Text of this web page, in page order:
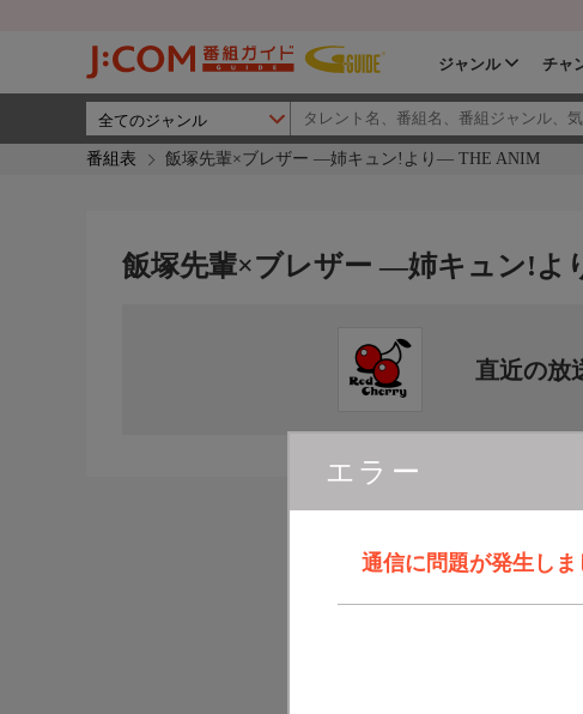
ジャンル チャ
番組表 飯塚先輩×ブレザー ―姉キュン!より― THE ANIM
エラー
通信に問題が発生し
飯塚先輩×ブレザー ―姉キュン!
直近の放